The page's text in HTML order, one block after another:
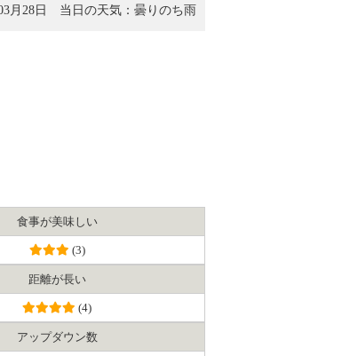
月28日 当日の天気：曇りのち雨
食事が美味しい
(3)
距離が長い
(4)
アップダウン数